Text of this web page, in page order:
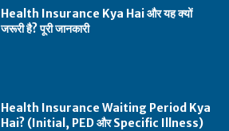
Health Insurance Kya Hai और यह क्यों
जरूरी है? पूरी जानकारी
Health Insurance Waiting Period Kya
Hai? (Initial, PED और Specific Illness)